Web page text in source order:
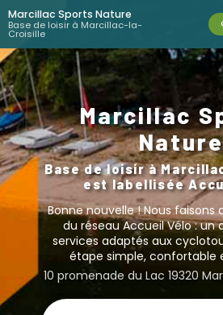
Aller
au
contenu
principal
Marcillac Sports Nature
Base de loisir à Marcillac-la-
Croisille
Marcillac
Nature
Base de loisir à
est labellisée
Bonne nouvelle ! Nous faisons
du réseau Accueil Vélo :un
services adaptés aux
étape simple, confortable
10 promenade du Lac 19320